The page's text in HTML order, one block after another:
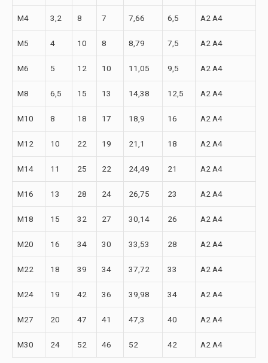
M4 3,2 8 7 7,66 6,5 A2 A4
M5 4 10 8 8,79 7,5 A2 A4
M6 5 12 10 11,05 9,5 A2 A4
M8 6,5 15 13 14,38 12,5 A2 A4
M10 8 18 17 18,9 16 A2 A4
M12 10 22 19 21,1 18 A2 A4
M14 11 25 22 24,49 21 A2 A4
M16 13 28 24 26,75 23 A2 A4
M18 15 32 27 30,14 26 A2 A4
M20 16 34 30 33,53 28 A2 A4
M22 18 39 34 37,72 33 A2 A4
M24 19 42 36 39,98 34 A2 A4
M27 20 47 41 47,3 40 A2 A4
M30 24 52 46 52 42 A2 A4